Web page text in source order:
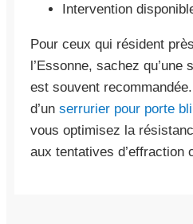
Intervention
Pour ceux qui résident
l’Essonne, sachez
est souvent
d’un serrurier pour porte
vous optimisez la
aux tentatives d’effraction